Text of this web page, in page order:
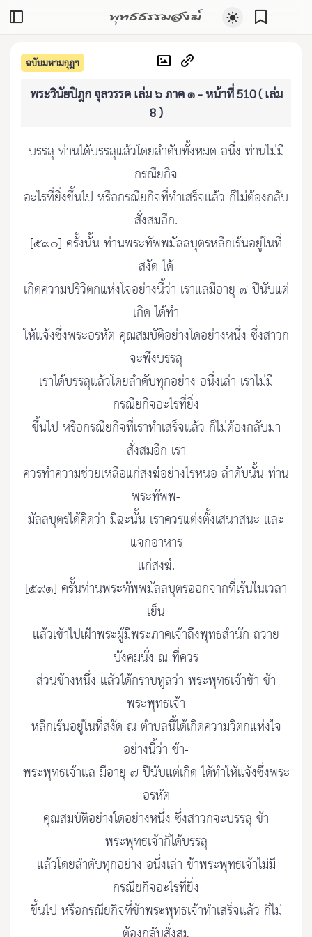
พุทธธรรมสงฆ์
ฉบับมหามกุฏฯ
พระวินัยปิฎก จุลวรรค เล่ม ๖ ภาค ๑ - หน้าที่ 510 ( เล่ม
8 )
บรรลุ ท่านได้บรรลุแล้วโดยลำดับทั้งหมด อนึ่ง ท่านไม่มี
กรณียกิจ
อะไรที่ยิ่งขึ้นไป หรือกรณียกิจที่ทำเสร็จแล้ว ก็ไม่ต้องกลับ
สั่งสมอีก.
[๕๙๐] ครั้งนั้น ท่านพระทัพพมัลลบุตรหลีกเร้นอยู่ในที่
สงัด ได้
เกิดความปริวิตกแห่งใจอย่างนี้ว่า เราแลมีอายุ ๗ ปีนับแต่
เกิด ได้ทำ
ให้แจ้งซึ่งพระอรหัต คุณสมบัติอย่างใดอย่างหนึ่ง ซึ่งสาวก
จะพึงบรรลุ
เราได้บรรลุแล้วโดยลำดับทุกอย่าง อนึ่งเล่า เราไม่มี
กรณียกิจอะไรที่ยิ่ง
ขึ้นไป หรือกรณียกิจที่เราทำเสร็จแล้ว ก็ไม่ต้องกลับมา
สั่งสมอีก เรา
ควรทำความช่วยเหลือแก่สงฆ์อย่างไรหนอ ลำดับนั้น ท่าน
พระทัพพ-
มัลลบุตรได้คิดว่า มิฉะนั้น เราควรแต่งตั้งเสนาสนะ และ
แจกอาหาร
แก่สงฆ์.
[๕๙๑] ครั้นท่านพระทัพพมัลลบุตรออกจากที่เร้นในเวลา
เย็น
แล้วเข้าไปเฝ้าพระผู้มีพระภาคเจ้าถึงพุทธสำนัก ถวาย
บังคมนั่ง ณ ที่ควร
ส่วนข้างหนึ่ง เเล้วได้กราบทูลว่า พระพุทธเจ้าข้า ข้า
พระพุทธเจ้า
หลีกเร้นอยู่ในที่สงัด ณ ตำบลนี้ได้เกิดความวิตกแห่งใจ
อย่างนี้ว่า ข้า-
พระพุทธเจ้าแล มีอายุ ๗ ปีนับแต่เกิด ได้ทำให้แจ้งซึ่งพระ
อรหัต
คุณสมบัติอย่างใดอย่างหนึ่ง ซึ่งสาวกจะบรรลุ ข้า
พระพุทธเจ้าก็ได้บรรลุ
แล้วโดยลำดับทุกอย่าง อนึ่งเล่า ข้าพระพุทธเจ้าไม่มี
กรณียกิจอะไรที่ยิ่ง
ขึ้นไป หรือกรณียกิจที่ข้าพระพุทธเจ้าทำเสร็จแล้ว ก็ไม่